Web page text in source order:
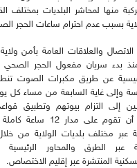
27 مركبة منها لمحاشر البلديات بمختلف
بسبب عدم احترام ساعات الحجر
والعلاقات العامة بأمن
بدء سريان مفعول الحجر الصحي
عن طريق مكبرات الصوت
وإلى غاية السابعة من مساء كل
إلى التزام بيوتهم وتطبيق
الصحي قبل أن تقوم على مدار
عبر مختلف بلديات الولاية من
عبر الطرق والمحاور الرئيسية
المنتشرة عبر إقليم الاختصاص.